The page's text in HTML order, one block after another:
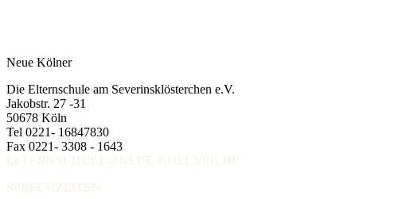
Neue Kölner
Die Elternschule am Severinsklösterchen e.V.
Jakobstr. 27 -31
50678 Köln
Tel 0221- 16847830
Fax 0221- 3308 - 1643
ELTERNSCHULE@NEUE-KOELNER.DE
SPRECHZEITEN